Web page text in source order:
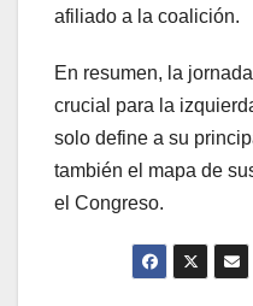
afiliado a la coalición.
En resumen, la
crucial para la
solo define a su
también el mapa de
el Congreso.